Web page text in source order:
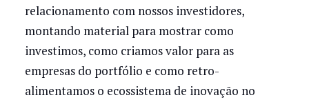
relacionamento com nossos investidores,
montando material para mostrar como
investimos, como criamos valor para as
empresas do portfólio e como retro-
alimentamos o ecossistema de inovação no